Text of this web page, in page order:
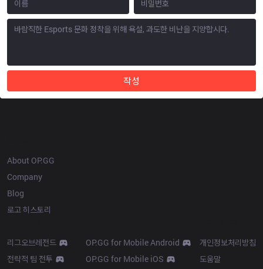
작성
About OP.GG
Company
Blog
로고 히스토리
리그오브레전드
전략적 팀 전투
OP.GG for Mobile Android
OP.GG for Mobile iOS
개인정보처리방침
도움말